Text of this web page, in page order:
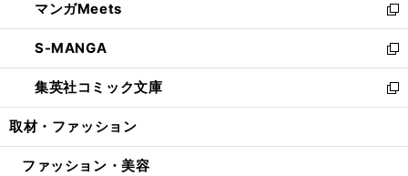
く
で
開
く
ド
ウ
で
開
く
ィ
ン
ド
ウ
で
開
い
ウ
ィ
ン
ド
ウ
開
マンガMeets
新
し
い
ウ
ィ
ン
ウ
S-MANGA
新
し
い
ウ
ン
集英社コミック文庫
新
し
ウ
取材・ファッション
ファッション・美容